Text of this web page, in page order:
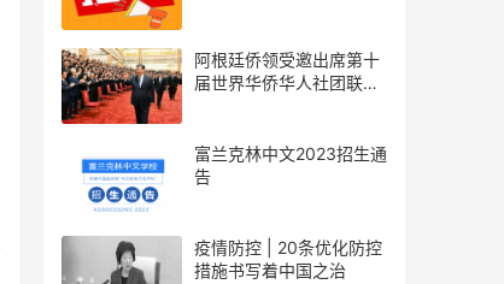
阿根廷侨领受邀出席第十
届世界华侨华人社团联谊
富兰克林中文2023招生通
告
疫情防控 | 20条优化防控
措施书写着中国之治